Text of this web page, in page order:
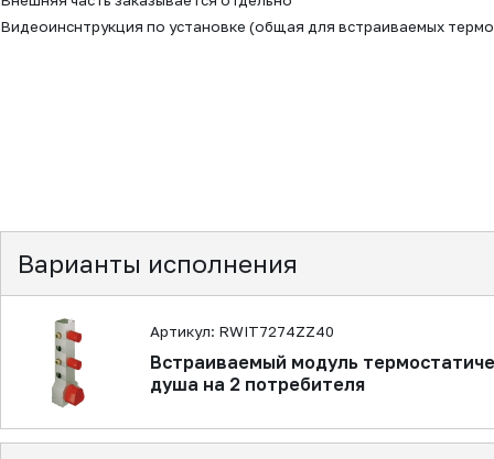
Видеоинснтрукция по установке (общая для встраиваемых
Варианты исполнения
Артикул: RWIT7274ZZ40
Встраиваемый модуль
душа на 2 потребителя